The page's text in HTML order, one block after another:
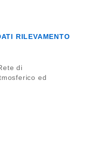
RILEVAMENTO
ed